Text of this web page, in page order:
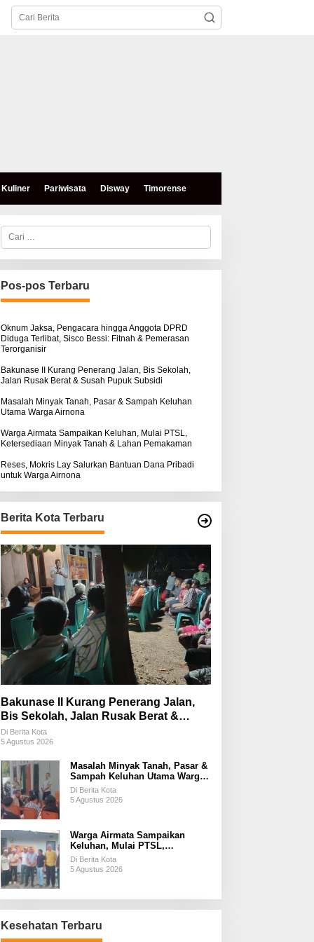
Kuliner Pariwisata Disway Timorense
C
r
i
u
n
u
:
Pos-pos Terbaru
Oknum Jaksa, Pengacara hingga Anggota DPRD
Diduga Terlibat, Sisco Bessi: Fitnah & Pemerasan
Terorganisir
Bakunase II Kurang Penerang Jalan, Bis Sekolah,
Jalan Rusak Berat & Susah Pupuk Subsidi
Masalah Minyak Tanah, Pasar & Sampah Keluhan
Utama Warga Airnona
Warga Airmata Sampaikan Keluhan, Mulai PTSL,
Ketersediaan Minyak Tanah & Lahan Pemakaman
Reses, Mokris Lay Salurkan Bantuan Dana Pribadi
untuk Warga Airnona
Berita Kota Terbaru
Bakunase II Kurang Penerang Jalan,
Bis Sekolah, Jalan Rusak Berat &
Susah Pupuk Subsidi
Di Berita Kota
5 Agustus 2026
Masalah Minyak Tanah, Pasar &
Sampah Keluhan Utama Warga
Airnona
Di Berita Kota
5 Agustus 2026
Warga Airmata Sampaikan
Keluhan, Mulai PTSL,
Ketersediaan Minyak Tanah &
Lahan Pemakaman
Di Berita Kota
5 Agustus 2026
Kesehatan Terbaru